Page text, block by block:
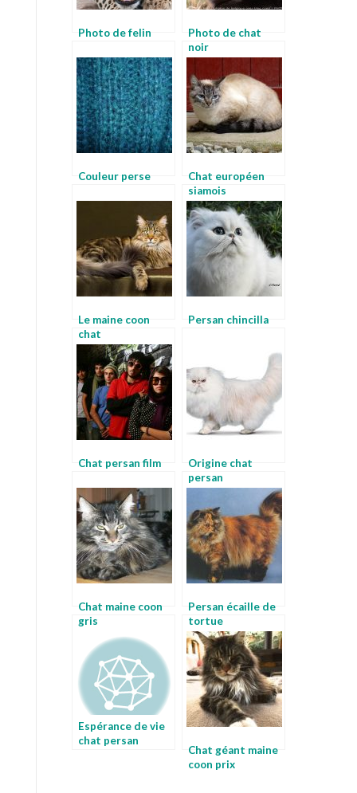
Photo de felin
Photo de chat
noir
Couleur perse
Chat européen
siamois
Le maine coon
chat
Persan chincilla
Chat persan film
Origine chat
persan
Chat maine coon
gris
Persan écaille de
tortue
Espérance de vie
chat persan
Chat géant maine
coon prix